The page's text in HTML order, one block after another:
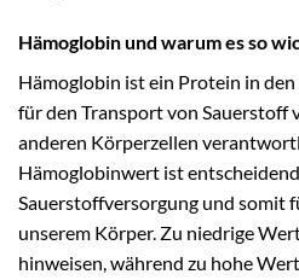
Hämoglobin und warum es so
Hämoglobin ist ein Protein in
für den Transport von Sauerstoff
anderen Körperzellen
Hämoglobinwert ist
Sauerstoffversorgung und somit
unserem Körper. Zu niedrige
hinweisen, während zu hohe